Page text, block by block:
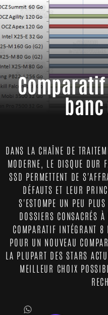
Comparatif
DANS LA CHAÎNE DE
MODERNE, LE DISQUE DUR
SSD PERMETTENT DE
DÉFAUTS ET LEUR
S'ESTOMPE UN PEU
DOSSIERS CONSACRÉS
COMPARATIF INTÉGRANT
POUR UN NOUVEAU
LA PLUPART DES STARS
MEILLEUR CHOIX